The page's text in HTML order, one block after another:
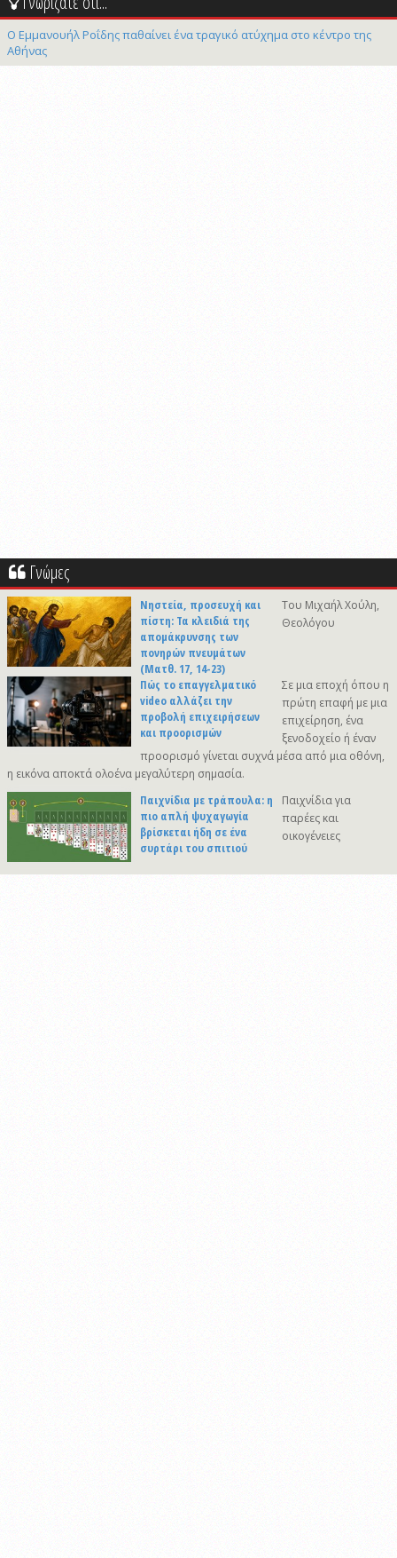
Ο Εμμανουήλ Ροΐδης παθαίνει ένα τραγικό ατύχημα στο κέντρο της
Αθήνας
Γνώμες
Νηστεία, προσευχή και
πίστη: Τα κλειδιά της
απομάκρυνσης των
πονηρών πνευμάτων
(Ματθ. 17, 14-23)
Του Μιχαήλ Χούλη,
Θεολόγου
Πώς το επαγγελματικό
video αλλάζει την
προβολή επιχειρήσεων
και προορισμών
Σε μια εποχή όπου η
πρώτη επαφή με μια
επιχείρηση, ένα
ξενοδοχείο ή έναν
προορισμό γίνεται συχνά μέσα από μια οθόνη,
η εικόνα αποκτά ολοένα μεγαλύτερη σημασία.
Παιχνίδια με τράπουλα: η
πιο απλή ψυχαγωγία
βρίσκεται ήδη σε ένα
συρτάρι του σπιτιού
Παιχνίδια για
παρέες και
οικογένειες